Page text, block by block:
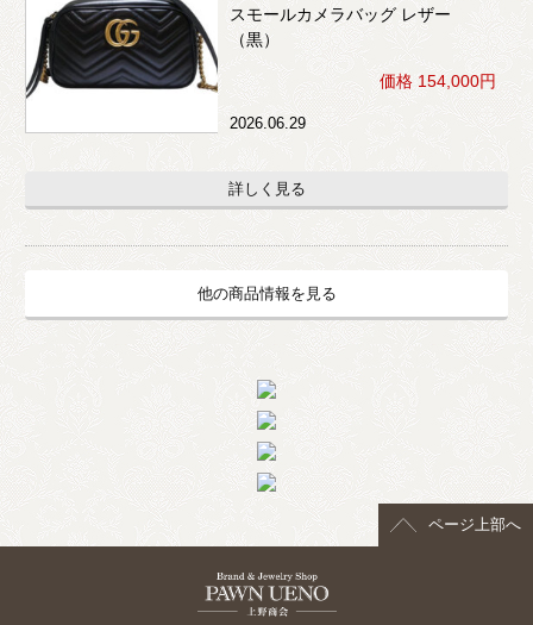
スモールカメラバッグ レザー
（黒）
価格 154,000円
2026.06.29
詳しく見る
他の商品情報を見る
ページ上部へ